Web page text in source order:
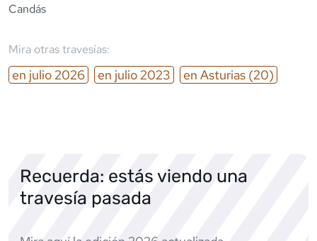
Candás
Mira otras travesías:
en julio 2026 en julio 2023 en Asturias (20)
Recuerda: estás viendo una
travesía pasada